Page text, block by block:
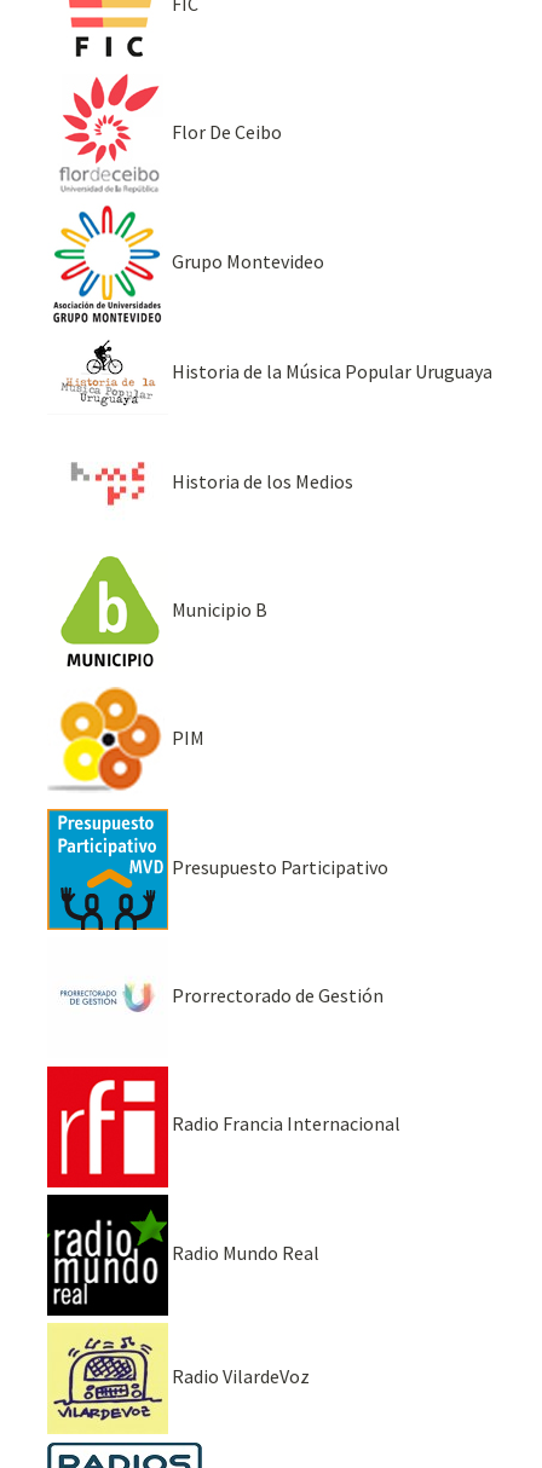
Flor De Ceibo
Grupo Montevideo
Historia de la Música Popular Uruguaya
Historia de los Medios
Municipio B
PIM
Presupuesto Participativo
Prorrectorado de Gestión
Radio Francia Internacional
Radio Mundo Real
Radio VilardeVoz